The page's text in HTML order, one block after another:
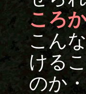
ころ
こん
ける
のか